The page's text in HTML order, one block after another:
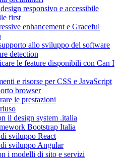
responsivo e accessibile
first
enhancement e Graceful
allo sviluppo del software
detection
le feature disponibili con Can I
e risorse per CSS e JavaScript
browser
le prestazioni
il design system .italia
Bootstrap Italia
sviluppo React
sviluppo Angular
i modelli di sito e servizi